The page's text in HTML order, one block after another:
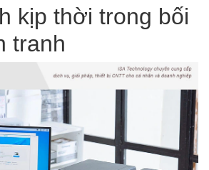
kịp thời trong bối
tranh